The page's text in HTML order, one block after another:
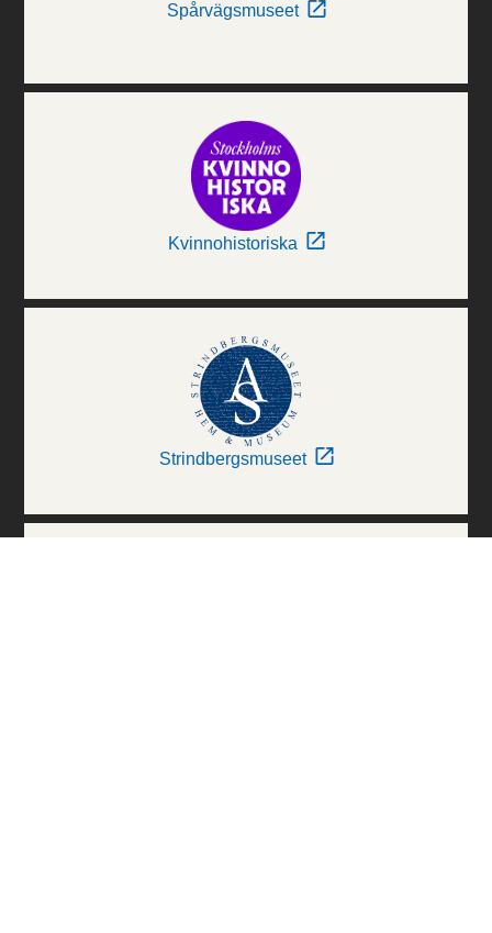
Spårvägsmuseet
Kvinnohistoriska
Strindbergsmuseet